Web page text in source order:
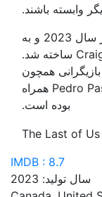
وابسته باشند.
در سال 2023 و به
کارگردانی Craig Mazin, Neil Druckmann ساخته شد.
همچون
Pedro Pascal, Gabriel Luna, Bella Ramsey همراه
بوده است.
IMDB : 8.7
سال تولید: 2023